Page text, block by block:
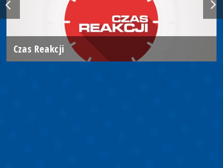
Czas Reakcji